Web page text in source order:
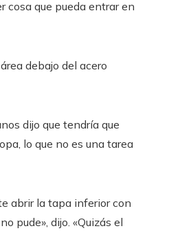
cosa que pueda entrar en
debajo del acero
dijo que tendría que
lo que no es una tarea
abrir la tapa inferior con
pude», dijo. «Quizás el